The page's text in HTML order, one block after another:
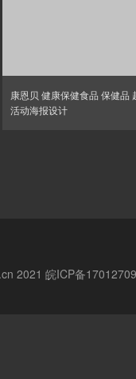
康恩贝 健康保健食品 保健品
活动海报设计
2021 皖ICP备